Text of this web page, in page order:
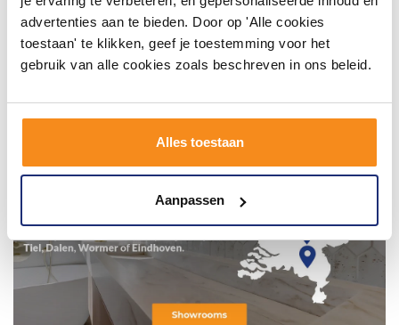
advertenties aan te bieden. Door op 'Alle cookies
toestaan' te klikken, geef je toestemming voor het
gebruik van alle cookies zoals beschreven in ons beleid.
Alles toestaan
Aanpassen